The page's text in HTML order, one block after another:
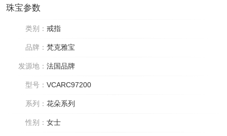
珠宝参数
类别： 戒指
品牌： 梵克雅宝
发源地： 法国品牌
型号： VCARC97200
系列： 花朵系列
性别： 女士